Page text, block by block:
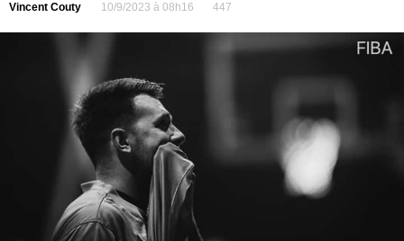
Vincent Couty 10/9/2023 à 08h16 447